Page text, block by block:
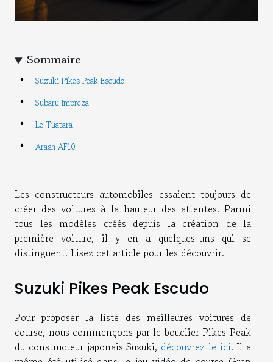
Sommaire
Suzuki Pikes Peak Escudo
Subaru Impreza
Le Tuatara
Arash AF10
Les constructeurs automobiles essaient toujours de
créer des voitures à la hauteur des attentes. Parmi
tous les modèles créés depuis la création de la
première voiture, il y en a quelques-uns qui se
distinguent. Lisez cet article pour les découvrir.
Suzuki Pikes Peak Escudo
Pour proposer la liste des meilleures voitures de
course, nous commençons par le bouclier Pikes Peak
du constructeur japonais Suzuki, découvrez le ici. Il a